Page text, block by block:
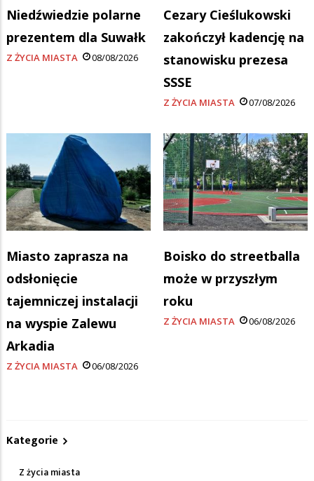
Niedźwiedzie polarne
prezentem dla Suwałk
Z ŻYCIA MIASTA 08/08/2026
Cezary Cieślukowski
zakończył kadencję na
stanowisku prezesa
SSSE
Z ŻYCIA MIASTA 07/08/2026
Miasto zaprasza na
odsłonięcie
tajemniczej instalacji
na wyspie Zalewu
Arkadia
Z ŻYCIA MIASTA 06/08/2026
Boisko do streetballa
może w przyszłym
roku
Z ŻYCIA MIASTA 06/08/2026
Kategorie
Z życia miasta